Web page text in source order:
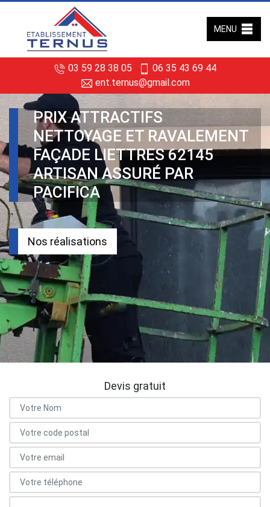
03 59 28 38 05
06 35 43 69 44
ent.ternus@gmail.com
MENU
PRIX ATTRACTIFS
NETTOYAGE ET RAVALEMENT
FAÇADE LIETTRES 62145
ARTISAN ASSURÉ PAR
PACIFICA
Nos réalisations
Devis gratuit